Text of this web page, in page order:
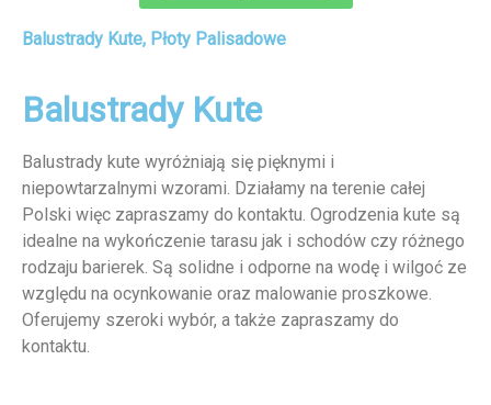
Balustrady Kute, Płoty Palisadowe
Balustrady Kute
Balustrady kute wyróżniają się pięknymi i
niepowtarzalnymi wzorami. Działamy na terenie całej
Polski więc zapraszamy do kontaktu. Ogrodzenia kute są
idealne na wykończenie tarasu jak i schodów czy różnego
rodzaju barierek. Są solidne i odporne na wodę i wilgoć ze
względu na ocynkowanie oraz malowanie proszkowe.
Oferujemy szeroki wybór, a także zapraszamy do
kontaktu.